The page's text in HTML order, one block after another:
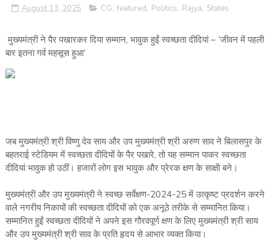
August 13, 2025 CG, featured, Politics, Rajya, States
मुख्यमंत्री ने पैर पखारकर दिया सम्मान, भावुक हुईं स्वच्छता दीदियां – ‘जीवन में पहली
बार इतना गर्व महसूस हुआ’
जब मुख्यमंत्री श्री विष्णु देव साय और उप मुख्यमंत्री श्री अरुण साव ने बिलासपुर के
बहतराई स्टेडियम में स्वच्छता दीदियों के पैर पखारे, तो यह सम्मान पाकर स्वच्छता
दीदियां भावुक हो उठीं। हजारों लोग इस भावुक और प्रेरक क्षण के साक्षी बने।
मुख्यमंत्री और उप मुख्यमंत्री ने स्वच्छ सर्वेक्षण-2024-25 में उत्कृष्ट प्रदर्शन करने
वाले नगरीय निकायों की स्वच्छता दीदियों को एक अनूठे तरीके से सम्मानित किया।
सम्मानित हुईं स्वच्छता दीदियों ने अपने इस गौरवपूर्ण क्षण के लिए मुख्यमंत्री श्री साय
और उप मुख्यमंत्री श्री साव के प्रति हृदय से आभार व्यक्त किया।